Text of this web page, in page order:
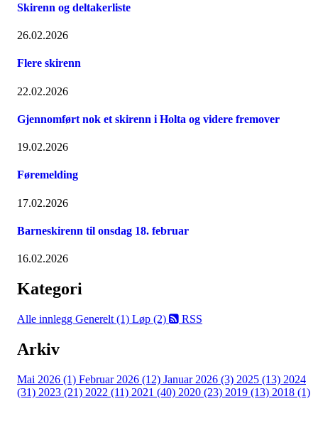
Skirenn og deltakerliste
26.02.2026
Flere skirenn
22.02.2026
Gjennomført nok et skirenn i Holta og videre fremover
19.02.2026
Føremelding
17.02.2026
Barneskirenn til onsdag 18. februar
16.02.2026
Kategori
Alle innlegg Generelt (1) Løp (2) RSS
Arkiv
Mai 2026 (1) Februar 2026 (12) Januar 2026 (3) 2025 (13) 2024
(31) 2023 (21) 2022 (11) 2021 (40) 2020 (23) 2019 (13) 2018 (1)